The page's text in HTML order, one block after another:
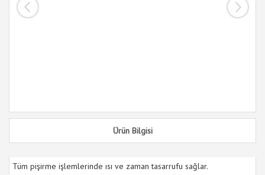
Ürün Bilgisi
Tüm pişirme işlemlerinde ısı ve zaman tasarrufu sağlar.